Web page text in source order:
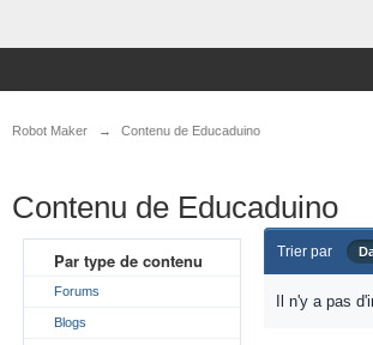
Robot Maker → Contenu de Educaduino
Contenu de Educaduino
Par type de contenu
Forums
Blogs
Trier par
Il n'y a pas